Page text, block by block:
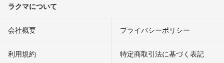
ラクマについて
会社概要 プライバシーポリシー
利用規約 特定商取引法に基づく表記